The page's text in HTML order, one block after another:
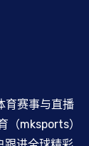
育赛事与直播
（mksports）